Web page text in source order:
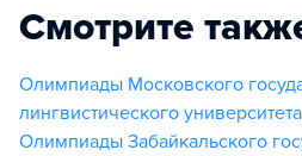
Смотрите
Олимпиады Московского
лингвистического университета
Олимпиады Забайкальского